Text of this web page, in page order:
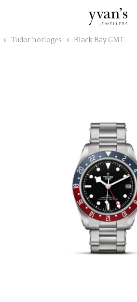
Jewellers
Tudor horloges Black Bay GMT